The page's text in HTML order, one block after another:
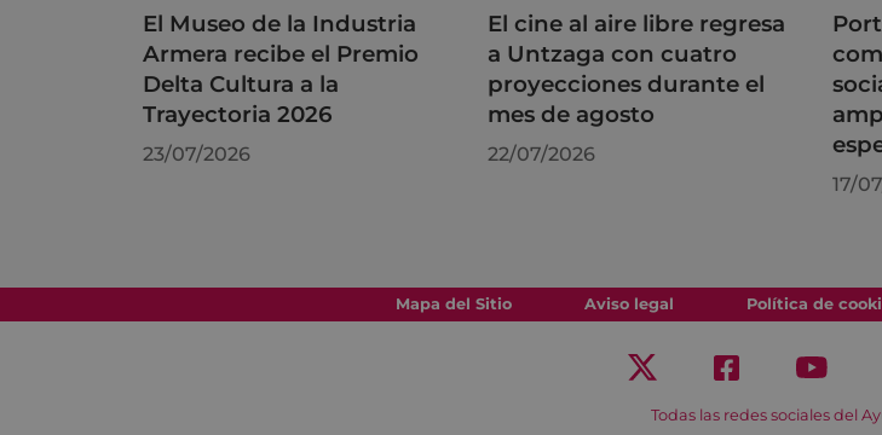
El Museo de la Industria
Armera recibe el Premio
Delta Cultura a la
Trayectoria 2026
23/07/2026
El cine al aire libre regresa
a Untzaga con cuatro
proyecciones durante el
mes de agosto
22/07/2026
17/
Mapa del Sitio Aviso legal Política de
Todas las redes sociales del